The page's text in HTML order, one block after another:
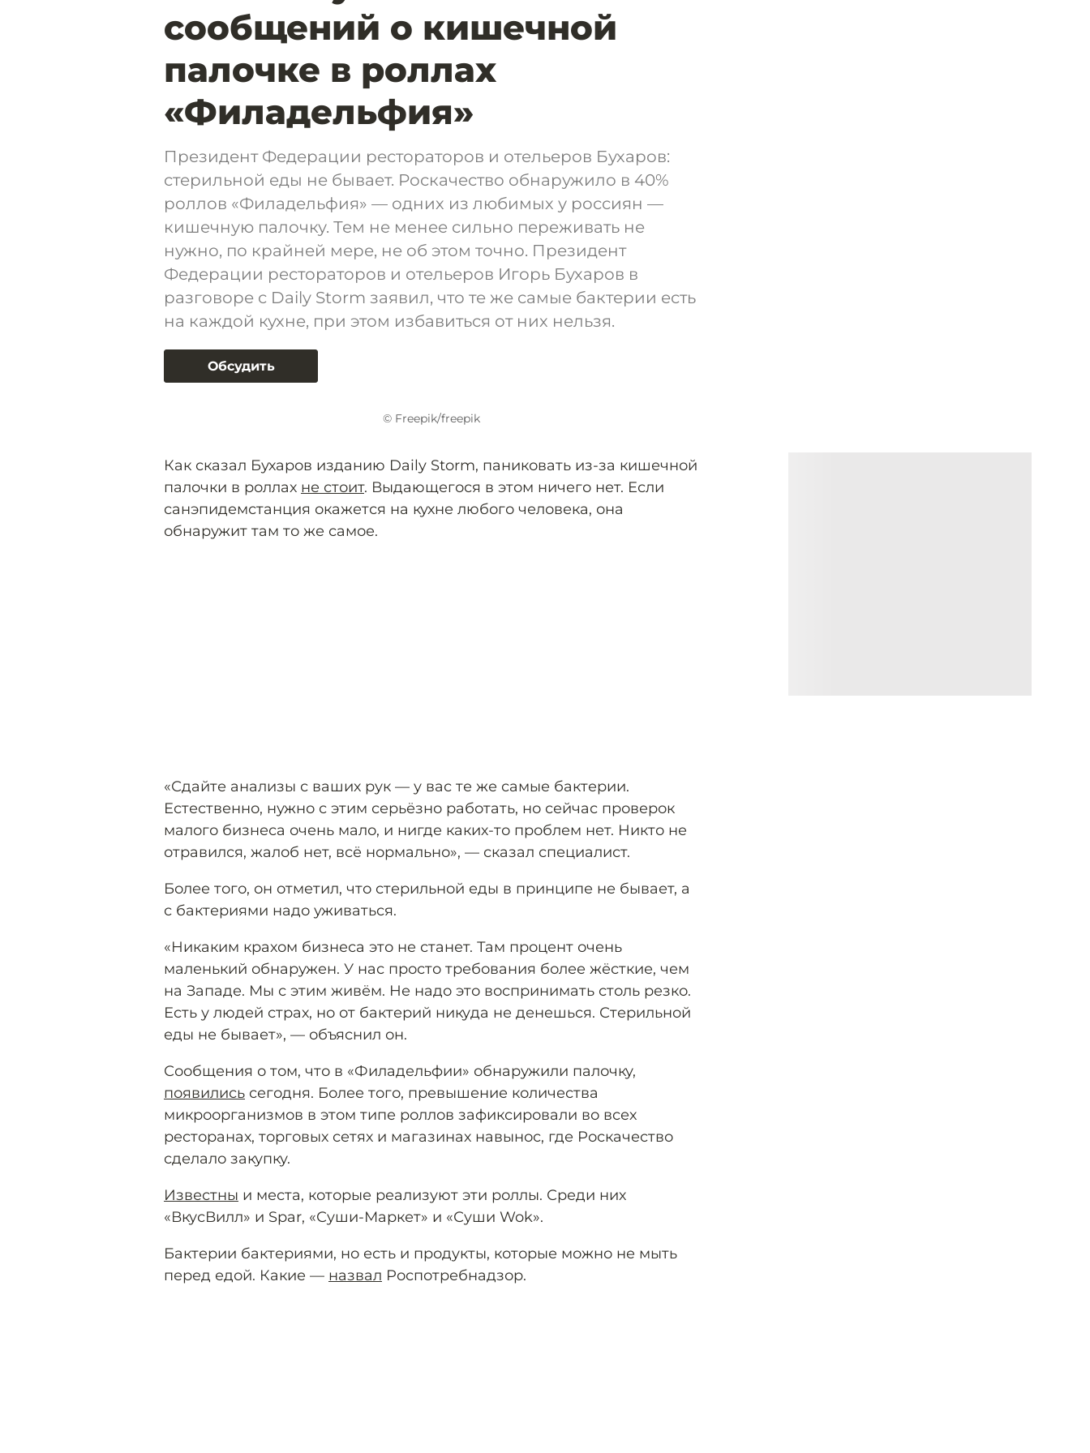
сообщений о кишечной
палочке в роллах
«Филадельфия»
Президент Федерации рестораторов и отельеров Бухаров:
стерильной еды не бывает. Роскачество обнаружило в 40%
роллов «Филадельфия» — одних из любимых у россиян —
кишечную палочку. Тем не менее сильно переживать не
нужно, по крайней мере, не об этом точно. Президент
Федерации рестораторов и отельеров Игорь Бухаров в
разговоре с Daily Storm заявил, что те же самые бактерии есть
на каждой кухне, при этом избавиться от них нельзя.
Обсудить
© Freepik/freepik
Как сказал Бухаров изданию Daily Storm, паниковать из-за кишечной
палочки в роллах не стоит. Выдающегося в этом ничего нет. Если
санэпидемстанция окажется на кухне любого человека, она
обнаружит там то же самое.
«Сдайте анализы с ваших рук — у вас те же самые бактерии.
Естественно, нужно с этим серьёзно работать, но сейчас проверок
малого бизнеса очень мало, и нигде каких-то проблем нет. Никто не
отравился, жалоб нет, всё нормально», — сказал специалист.
Более того, он отметил, что стерильной еды в принципе не бывает, а
с бактериями надо уживаться.
«Никаким крахом бизнеса это не станет. Там процент очень
маленький обнаружен. У нас просто требования более жёсткие, чем
на Западе. Мы с этим живём. Не надо это воспринимать столь резко.
Есть у людей страх, но от бактерий никуда не денешься. Стерильной
еды не бывает», — объяснил он.
Сообщения о том, что в «Филадельфии» обнаружили палочку,
появились сегодня. Более того, превышение количества
микроорганизмов в этом типе роллов зафиксировали во всех
ресторанах, торговых сетях и магазинах навынос, где Роскачество
сделало закупку.
Известны и места, которые реализуют эти роллы. Среди них
«ВкусВилл» и Spar, «Суши-Маркет» и «Суши Wok».
Бактерии бактериями, но есть и продукты, которые можно не мыть
перед едой. Какие — назвал Роспотребнадзор.